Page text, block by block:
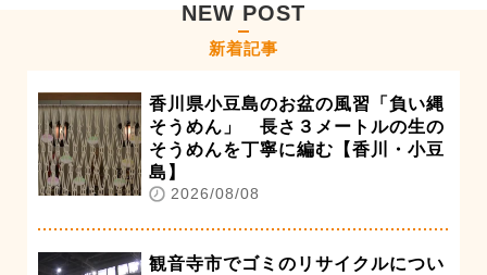
NEW POST
新着記事
香川県小豆島のお盆の風習「負い縄
そうめん」 長さ３メートルの生の
そうめんを丁寧に編む【香川・小豆
島】
2026/08/08
観音寺市でゴミのリサイクルについ